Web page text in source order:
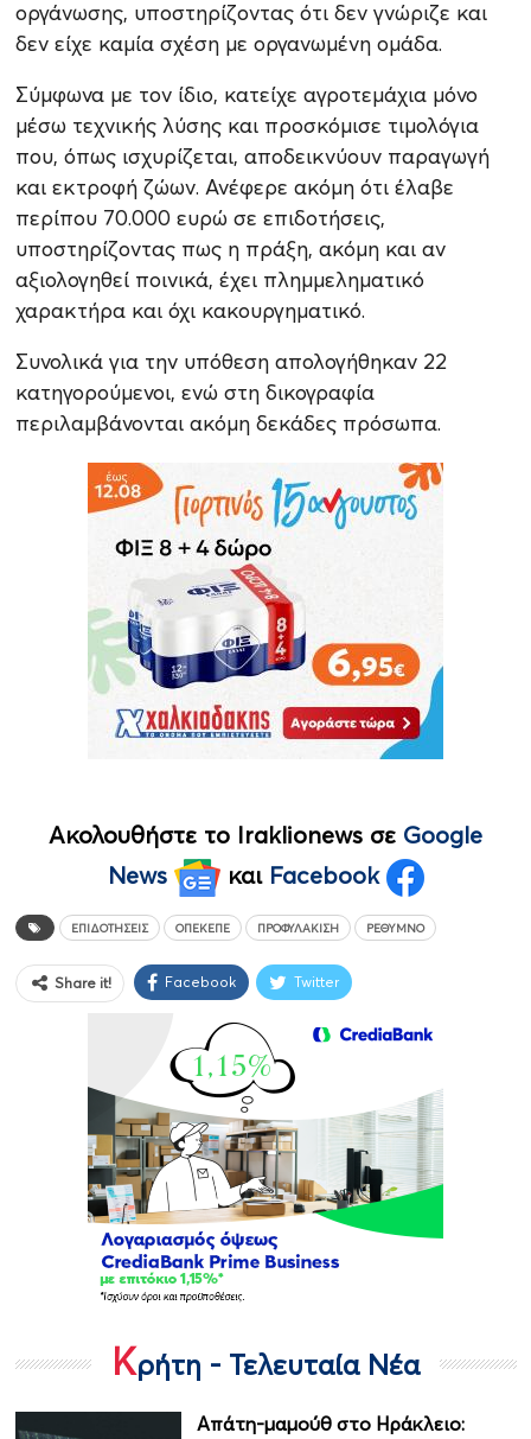
οργάνωσης, υποστηρίζοντας ότι δεν γνώριζε και
δεν είχε καμία σχέση με οργανωμένη ομάδα.
Σύμφωνα με τον ίδιο, κατείχε αγροτεμάχια μόνο
μέσω τεχνικής λύσης και προσκόμισε τιμολόγια
που, όπως ισχυρίζεται, αποδεικνύουν παραγωγή
και εκτροφή ζώων. Ανέφερε ακόμη ότι έλαβε
περίπου 70.000 ευρώ σε επιδοτήσεις,
υποστηρίζοντας πως η πράξη, ακόμη και αν
αξιολογηθεί ποινικά, έχει πλημμεληματικό
χαρακτήρα και όχι κακουργηματικό.
Συνολικά για την υπόθεση απολογήθηκαν 22
κατηγορούμενοι, ενώ στη δικογραφία
περιλαμβάνονται ακόμη δεκάδες πρόσωπα.
Ακολουθήστε το Iraklionews σε Google
News
και Facebook
ΕΠΙΔΟΤΉΣΕΙΣ ΟΠΕΚΕΠΕ ΠΡΟΦΥΛΆΚΙΣΗ ΡΈΘΥΜΝΟ
Share it! Facebook Twitter
Κρήτη - Τελευταία Νέα
Απάτη-μαμούθ στο Ηράκλειο: